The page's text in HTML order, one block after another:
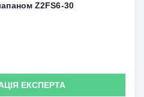
Z2FS6-30
ЕКСПЕРТА